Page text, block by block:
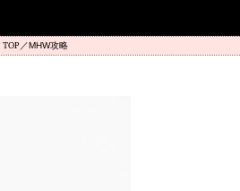
MHW攻略